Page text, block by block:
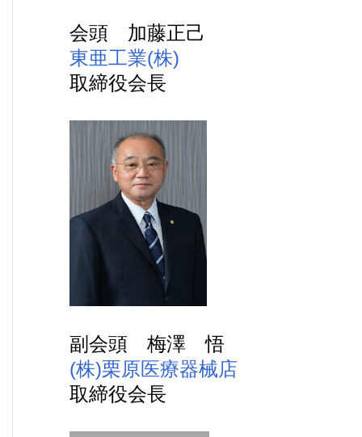
会頭 加藤正己
東亜工業(株)
取締役会長
副会頭 梅澤 悟
(株)栗原医療器械店
取締役会長